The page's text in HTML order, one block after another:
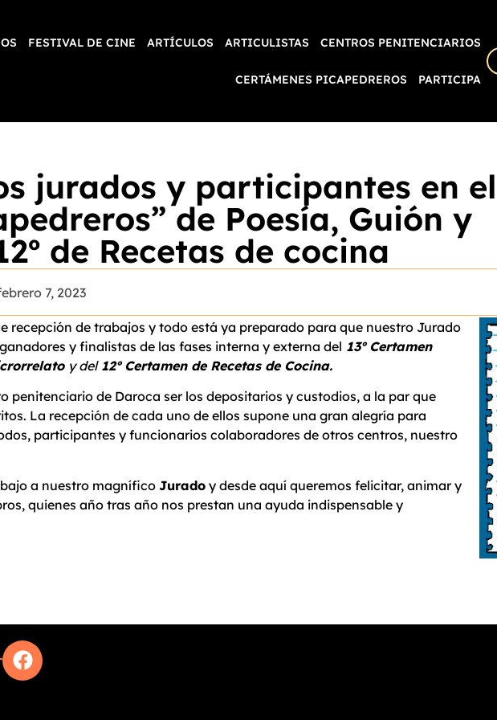
FESTIVAL DE CINE ARTÍCULOS ARTICULISTAS CENTROS PENITENCIARIOS
CERTÁMENES PICAPEDREROS PARTICIPA
jurados y participantes en el
de Poesía, Guión y
de Recetas de cocina
7, 2023
recepción de trabajos y todo está ya preparado para que nuestro Jurado
y finalistas de las fases interna y externa del 13º Certamen
y del12º Certamen de Recetas de Cocina.
penitenciario de Daroca ser los depositarios y custodios, a la par que
La recepción de cada uno de ellos supone una gran alegría para
participantes y funcionarios colaboradores de otros centros, nuestro
a nuestro magnífico Jurado y desde aquí queremos felicitar, animar y
quienes año tras año nos prestan una ayuda indispensable y